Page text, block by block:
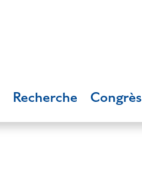
Recherche Congrès